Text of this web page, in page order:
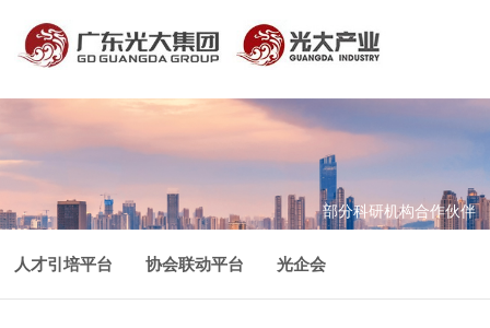
部分科研机构合作伙伴
人才引培平台 协会联动平台 光企会